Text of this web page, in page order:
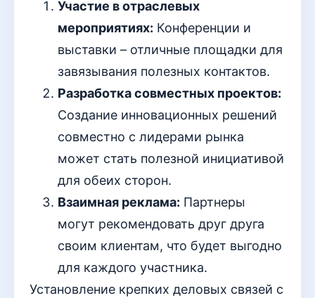
Участие в отраслевых
мероприятиях: Конференции и
выставки – отличные площадки для
завязывания полезных контактов.
Разработка совместных проектов:
Создание инновационных решений
совместно с лидерами рынка
может стать полезной инициативой
для обеих сторон.
Взаимная реклама: Партнеры
могут рекомендовать друг друга
своим клиентам, что будет выгодно
для каждого участника.
Установление крепких деловых связей с